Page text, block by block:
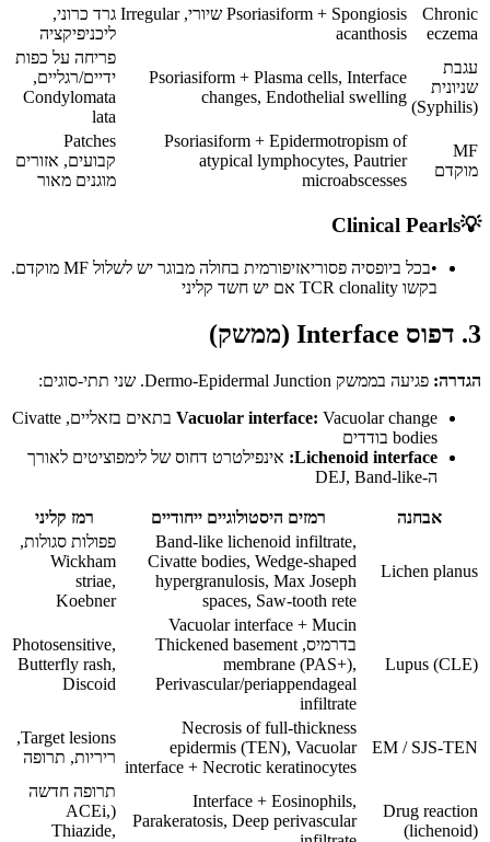
Chronic
eczema
Psoriasiform + Spongiosis שיורי, Irregular
acanthosis
גרד כרוני,
ליכניפיקציה
עגבת
שניונית
(Syphilis)
Psoriasiform + Plasma cells, Interface
changes, Endothelial swelling
פריחה על כפות
ידיים/רגליים,
Condylomata
lata
MF
מוקדם
Psoriasiform + Epidermotropism of
atypical lymphocytes, Pautrier
microabscesses
Patches
קבועים, אזורים
מוגנים מאור
💡
Clinical Pearls
•
בכל ביופסיה פסוריאזיפורמית בחולה מבוגר יש לשלול MF מוקדם.
בקשו TCR clonality אם יש חשד קליני
3. דפוס Interface (ממשק)
הגדרה: פגיעה בממשק Dermo-Epidermal Junction. שני תתי-סוגים:
Vacuolar interface:
Vacuolar change בתאים בזאליים, Civatte
bodies בודדים
Lichenoid interface: אינפילטרט דחוס של לימפוציטים לאורך
ה-DEJ, Band-like
אבחנה רמזים היסטולוגיים ייחודיים רמז קליני
Lichen planus
Band-like lichenoid infiltrate,
Civatte bodies, Wedge-shaped
hypergranulosis, Max Joseph
spaces, Saw-tooth rete
פפולות סגולות,
Wickham
striae,
Koebner
Lupus (CLE)
Vacuolar interface + Mucin
בדרמיס, Thickened basement
membrane (PAS+),
Perivascular/periappendageal
infiltrate
Photosensitive,
Butterfly rash,
Discoid
EM / SJS-TEN
Necrosis of full-thickness
epidermis (TEN), Vacuolar
interface + Necrotic keratinocytes
Target lesions,
ריריות, תרופה
Drug reaction
(lichenoid)
Interface + Eosinophils,
Parakeratosis, Deep perivascular
תרופה חדשה
(ACEi,
Thiazide,